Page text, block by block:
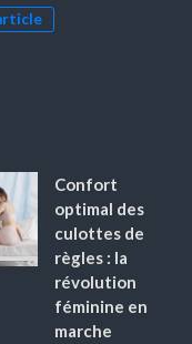
Confort
optimal des
culottes de
règles : la
révolution
féminine en
marche